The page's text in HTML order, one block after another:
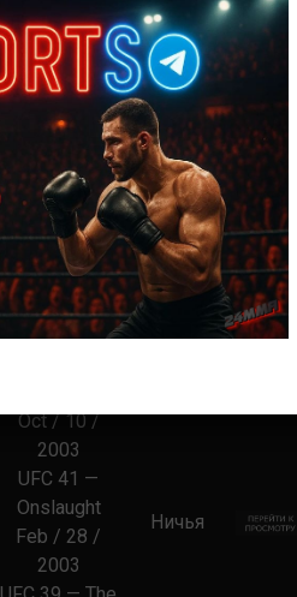
the Rock 6
Nov / 20 /
2004
Решением
K-1 MMA —
Romanex
May / 22 /
2004
Сабмишном
UFC 46 —
Supernatural
Jan / 31 /
2004
Сабмишном
ROTR 4 —
Oct / 10 /
2003
UFC 41 —
Onslaught
Feb / 28 /
2003
Ничья